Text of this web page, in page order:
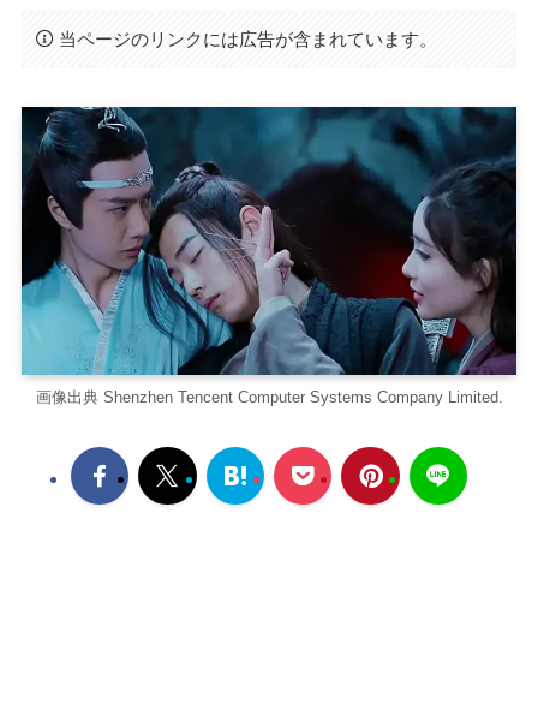
当ページのリンクには広告が含まれています。
画像出典 Shenzhen Tencent Computer Systems Company Limited.